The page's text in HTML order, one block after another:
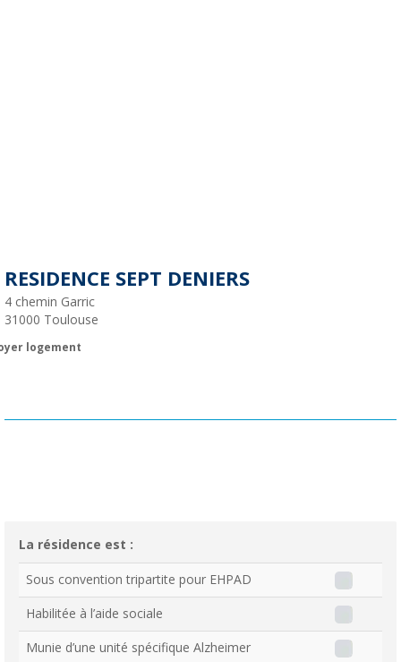
RESIDENCE SEPT DENIERS
4 chemin Garric
31000 Toulouse
logement
La résidence est :
Sous convention tripartite pour EHPAD
Habilitée à l’aide sociale
Munie d’une unité spécifique Alzheimer